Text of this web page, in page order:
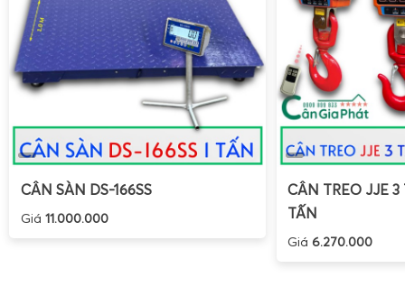
CÂN SÀN DS-166SS
Giá 11.000.000
CÂN TREO JJE
TẤN
Giá6.270.000